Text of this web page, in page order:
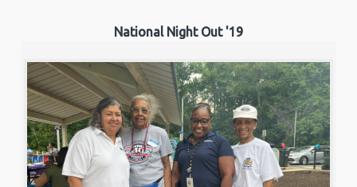
National Night Out '19